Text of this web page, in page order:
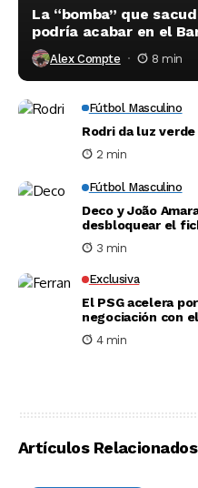
La “bomba” que
podría acabar en el
Alex Compte 8 min
Fútbol Masculino
Rodri da luz verde
2 min
Fútbol Masculino
Deco y João
desbloquear el
3 min
Exclusiva
El PSG acelera
negociación con
4 min
Artículos Relacionados